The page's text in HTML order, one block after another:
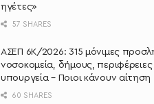
ηγέτες»
57 SHARES
ΑΣΕΠ 6Κ/2026: 315 μόνιμες
νοσοκομεία, δήμους, περιφέρειες
υπουργεία – Ποιοι κάνουν αίτηση
60 SHARES